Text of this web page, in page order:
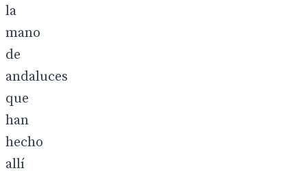
la
mano
de
andaluces
que
han
hecho
allí